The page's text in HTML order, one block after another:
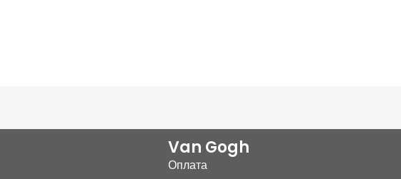
Van Gogh
Оплата